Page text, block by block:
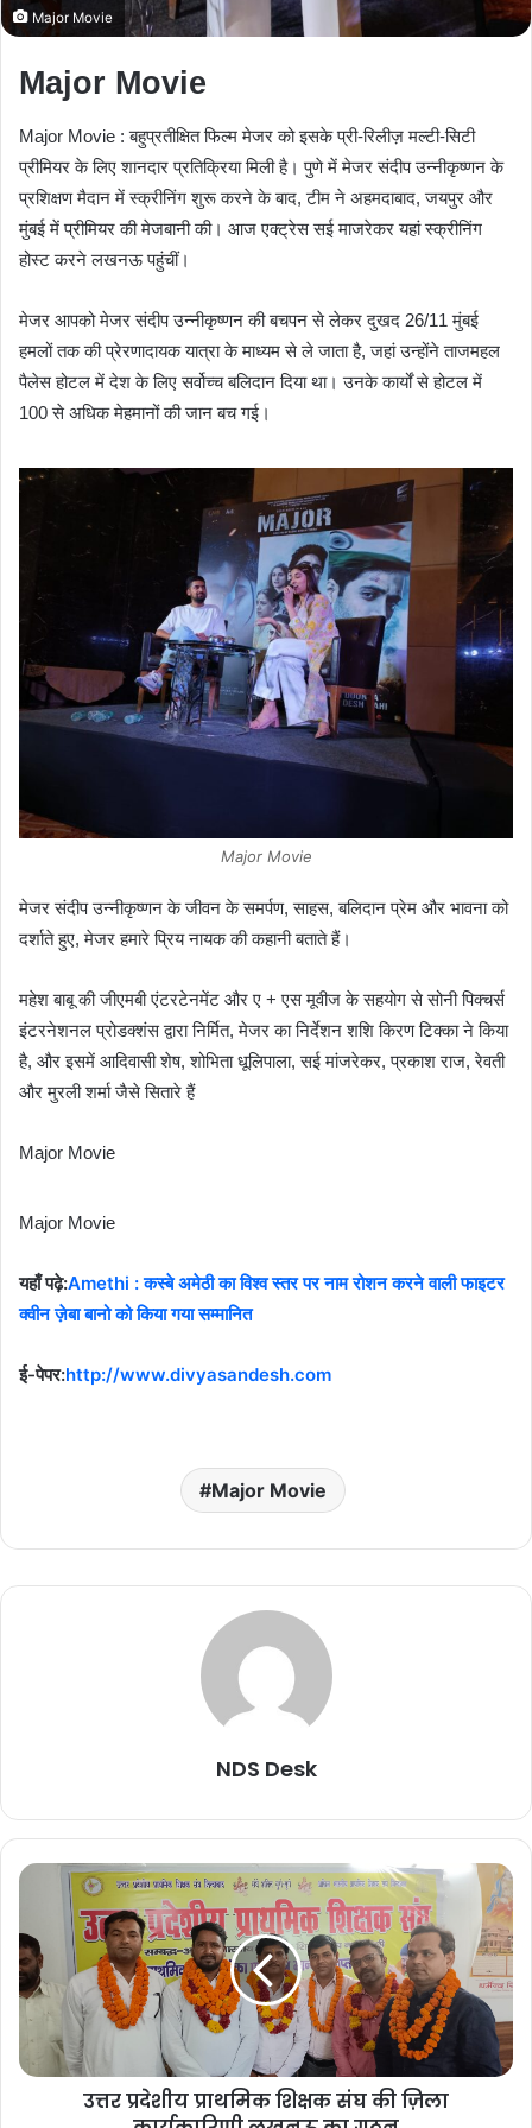
Major Movie
Major Movie
Major Movie : बहुप्रतीक्षित फिल्म मेजर को इसके प्री-रिलीज़ मल्टी-सिटी
प्रीमियर के लिए शानदार प्रतिक्रिया मिली है। पुणे में मेजर संदीप उन्नीकृष्णन के
प्रशिक्षण मैदान में स्क्रीनिंग शुरू करने के बाद, टीम ने अहमदाबाद, जयपुर और
मुंबई में प्रीमियर की मेजबानी की। आज एक्ट्रेस सई माजरेकर यहां स्क्रीनिंग
होस्ट करने लखनऊ पहुंचीं।
मेजर आपको मेजर संदीप उन्नीकृष्णन की बचपन से लेकर दुखद 26/11 मुंबई
हमलों तक की प्रेरणादायक यात्रा के माध्यम से ले जाता है, जहां उन्होंने ताजमहल
पैलेस होटल में देश के लिए सर्वोच्च बलिदान दिया था। उनके कार्यों से होटल में
100 से अधिक मेहमानों की जान बच गई।
Major Movie
मेजर संदीप उन्नीकृष्णन के जीवन के समर्पण, साहस, बलिदान प्रेम और भावना को
दर्शाते हुए, मेजर हमारे प्रिय नायक की कहानी बताते हैं।
महेश बाबू की जीएमबी एंटरटेनमेंट और ए + एस मूवीज के सहयोग से सोनी पिक्चर्स
इंटरनेशनल प्रोडक्शंस द्वारा निर्मित, मेजर का निर्देशन शशि किरण टिक्का ने किया
है, और इसमें आदिवासी शेष, शोभिता धूलिपाला, सई मांजरेकर, प्रकाश राज, रेवती
और मुरली शर्मा जैसे सितारे हैं
Major Movie
Major Movie
यहाँ पढ़े:Amethi : कस्बे अमेठी का विश्व स्तर पर नाम रोशन करने वाली फाइटर
क्वीन ज़ेबा बानो को किया गया सम्मानित
ई-पेपर:http://www.divyasandesh.com
Major Movie
NDS Desk
उत्तर प्रदेशीय प्राथमिक शिक्षक संघ की ज़िला